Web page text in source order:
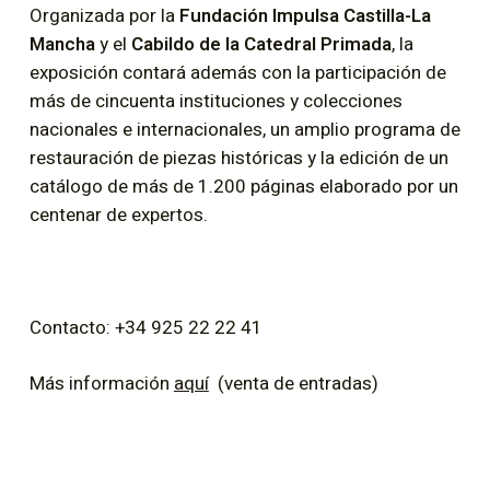
Organizada por la Fundación Impulsa Castilla-La
Manchay el Cabildo de la Catedral Primada, la
exposición contará además con la participación de
más de cincuenta instituciones y colecciones
nacionales e internacionales, un amplio programa de
restauración de piezas históricas y la edición de un
catálogo de más de 1.200 páginas elaborado por un
centenar de expertos.
Contacto: +34 925 22 22 41
Más informaciónaquí(venta de entradas)